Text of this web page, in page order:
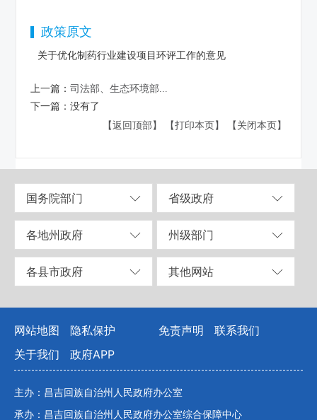
政策原文
关于优化制药行业建设项目环评工作的意见
上一篇：司法部、生态环境部...
下一篇：没有了
【返回顶部】
【打印本页】 【关闭本页】
国务院部门 省级政府
各地州政府 州级部门
各县市政府 其他网站
网站地图 隐私保护 免责声明
联系我们
关于我们
政府APP
主办：昌吉回族自治州人民政府办公室
承办：昌吉回族自治州人民政府办公室综合保障中心